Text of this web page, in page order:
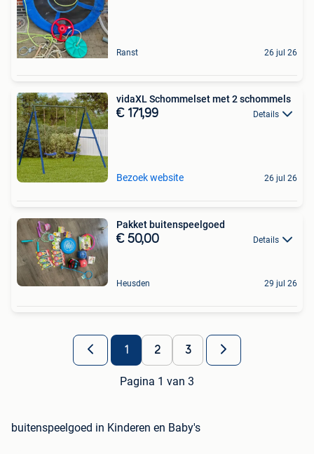
Ranst 26 jul 26
vidaXL Schommelset met 2 schommels
€ 171,99 Details
Bezoek website 26 jul 26
Pakket buitenspeelgoed
€ 50,00 Details
Heusden 29 jul 26
1 2 3
Pagina 1 van 3
buitenspeelgoed in Kinderen en Baby's